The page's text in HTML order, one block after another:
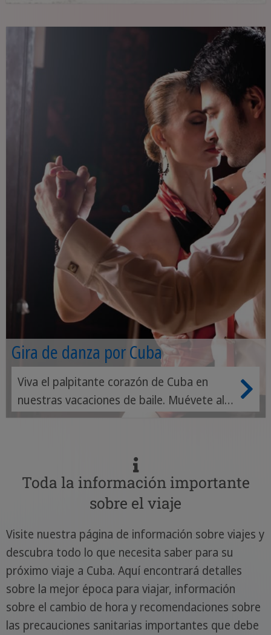
encantadores y paisajes sobrecogedores.
Gira de danza por Cuba
Viva el palpitante corazón de Cuba en
nuestras vacaciones de baile. Muévete al
ritmo de la música y haz del baile tu
Toda la información importante
sobre el viaje
Visite nuestra página de información sobre viajes y
descubra todo lo que necesita saber para su
próximo viaje a Cuba. Aquí encontrará detalles
sobre la mejor época para viajar, información
sobre el cambio de hora y recomendaciones sobre
las precauciones sanitarias importantes que debe